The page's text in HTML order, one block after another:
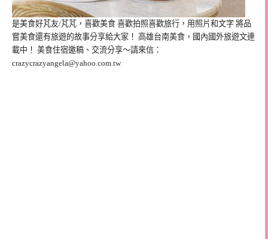
是美食好芃友/芃芃，喜歡美食 喜歡拍照喜歡旅行，用照片和文字 將品
嘗美食還有旅遊的故事分享給大家！ 高雄台南美食，國內國外旅遊文連
載中！ 美食住宿邀稿、交流分享～請來信：
crazycrazyangela@yahoo.com.tw